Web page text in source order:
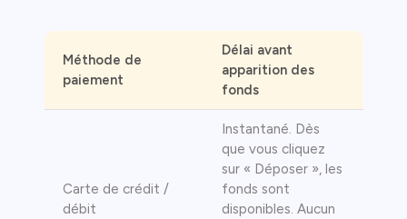
Méthode de
paiement
Délai avant
apparition des
fonds
Carte de crédit /
débit
Instantané. Dès
que vous cliquez
sur « Déposer », les
fonds sont
disponibles. Aucun